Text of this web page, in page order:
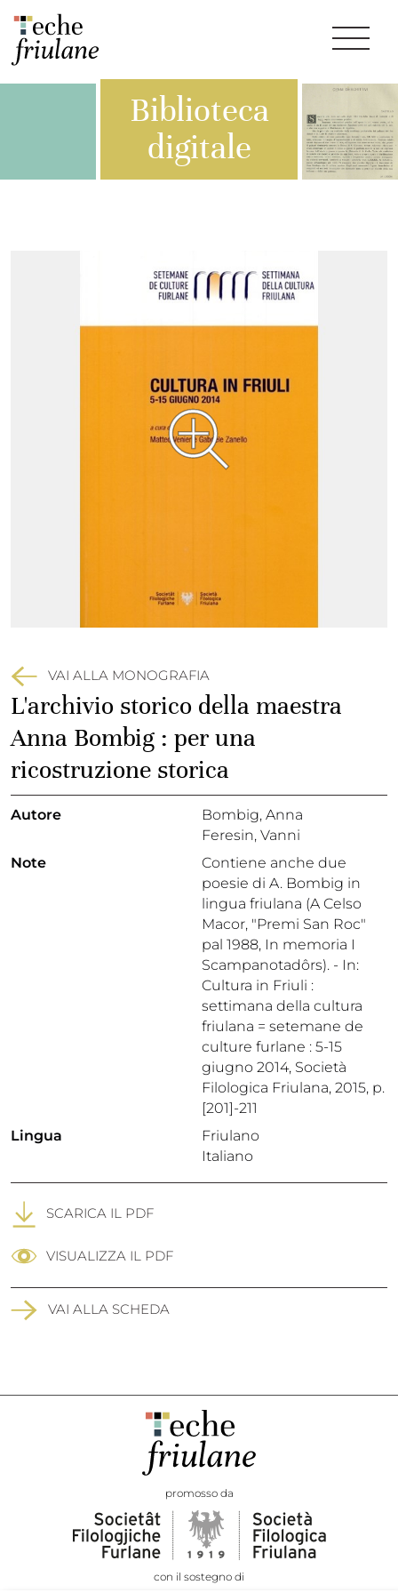
Biblioteca
digitale
VAI ALLA MONOGRAFIA
L'archivio storico della maestra
Anna Bombig : per una
ricostruzione storica
Autore
Bombig, Anna
Feresin, Vanni
Note
Contiene anche due
poesie di A. Bombig in
lingua friulana (A Celso
Macor, "Premi San Roc"
pal 1988, In memoria I
Scampanotadôrs). - In:
Cultura in Friuli :
settimana della cultura
friulana = setemane de
culture furlane : 5-15
giugno 2014, Società
Filologica Friulana, 2015, p.
[201]-211
Lingua
Friulano
Italiano
SCARICA IL PDF
VISUALIZZA IL PDF
VAI ALLA SCHEDA
promosso da
con il sostegno di